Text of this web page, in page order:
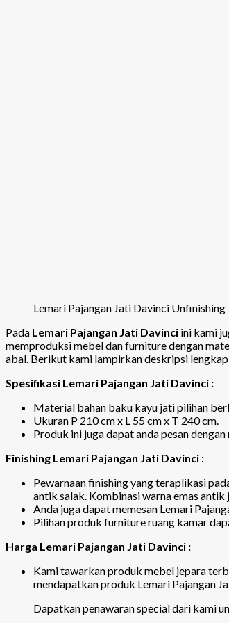
Lemari Pajangan Jati Davinci Unfinishing
Pada Lemari Pajangan Jati Davinci ini kami
memproduksi mebel dan furniture dengan
abal. Berikut kami lampirkan deskripsi
Spesifikasi Lemari Pajangan Jati Davinci :
Material bahan baku kayu jati pilihan
Ukuran P 210 cm x L 55 cm x T 240 cm.
Produk ini juga dapat anda pesan
Finishing Lemari Pajangan Jati Davinci :
Pewarnaan finishing yang teraplikasi
antik salak. Kombinasi warna emas
Anda juga dapat memesan Lemari
Pilihan produk furniture ruang kamar
Harga Lemari Pajangan Jati Davinci :
Kami tawarkan produk mebel jepara
mendapatkan produk Lemari Pajangan
Dapatkan penawaran special dari kami